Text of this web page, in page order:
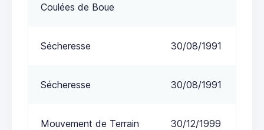
Coulées de Boue
Sécheresse 30/08/1991
Sécheresse 30/08/1991
Mouvement de Terrain 30/12/1999